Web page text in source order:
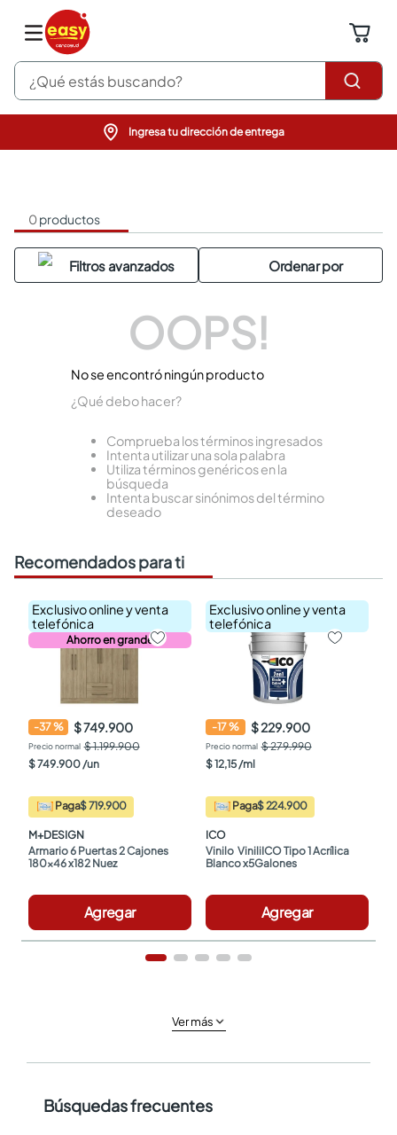
¿Qué estás buscando?
Ingresa tu dirección de entrega
0productos
OOPS!
No se encontró ningún producto
¿Qué debo hacer?
Comprueba los términos ingresados
Intenta utilizar una sola palabra
Utiliza términos genéricos en la
búsqueda
Intenta buscar sinónimos del término
deseado
Recomendados para ti
Exclusivo online y venta
telefónica
Ahorro en grande
-37% $ 749.900
$ 1.199.900
$749.900 /un
Paga$ 719.900
M+DESIGN
Armario 6 Puertas 2 Cajones
180x46 x182 Nuez
Agregar
Exclusivo online y venta
telefónica
-17% $ 229.900
$ 279.990
$12,15 /ml
Paga$ 224.900
ICO
Vinilo  ViniliICO Tipo 1 Acrílica
Blanco x5Galones
Agregar
Ver más
Búsquedas frecuentes
pinturas
comedor
escritorio